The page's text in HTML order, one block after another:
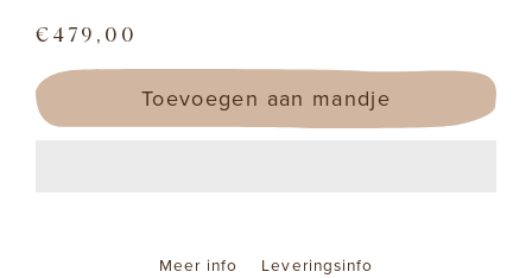
€479,00
Regular
price
Toevoegen aan mandje
Meer info Leveringsinfo